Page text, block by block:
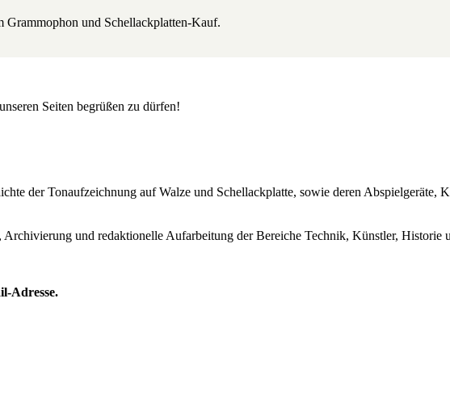
Grammophon und Schellackplatten-Kauf.
Seiten begrüßen zu dürfen!
der Tonaufzeichnung auf Walze und Schellackplatte, sowie deren Abspielgeräte,
und redaktionelle Aufarbeitung der Bereiche Technik, Künstler, Historie
Adresse.